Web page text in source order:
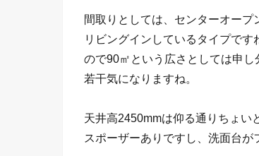
間取りとしては、センターオー
リビングインしているタイプで
ので90㎡という広さとしては申
若干気になりますね。
天井高2450mmは仰る通りちょい
スポーザーありですし、洗面台が